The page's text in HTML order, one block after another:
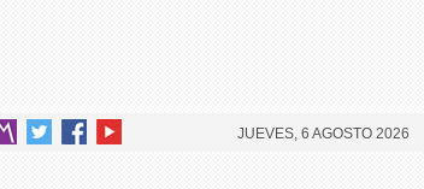
JUEVES, 6 AGOSTO 2026